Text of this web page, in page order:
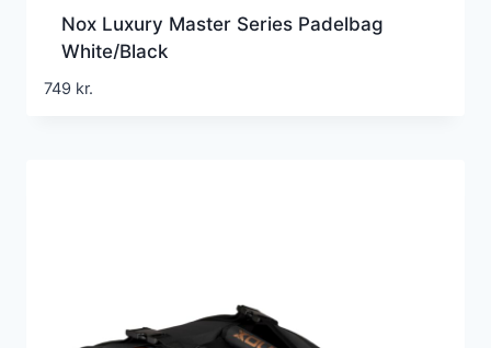
Nox Luxury Master Series Padelbag
White/Black
749 kr.